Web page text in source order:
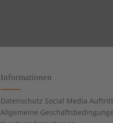
Informationen
Datenschutz Social Media Auftritt
Allgemeine